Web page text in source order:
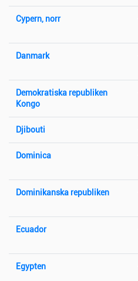
Cypern, norr
Danmark
Demokratiska republiken
Kongo
Djibouti
Dominica
Dominikanska republiken
Ecuador
Egypten